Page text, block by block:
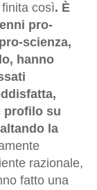
così. È
pro-
scienza,
hanno
profilo su
la
razionale,
fatto una